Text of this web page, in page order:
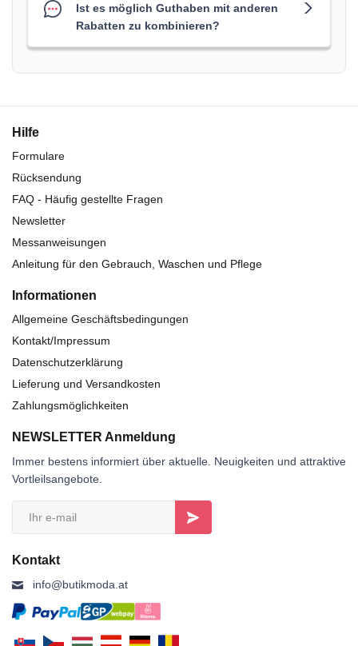
Ist es möglich Guthaben mit anderen
Rabatten zu kombinieren?
Hilfe
Formulare
Rücksendung
FAQ - Häufig gestellte Fragen
Newsletter
Messanweisungen
Anleitung für den Gebrauch, Waschen und Pflege
Informationen
Allgemeine Geschäftsbedingungen
Kontakt/Impressum
Datenschutzerklärung
Lieferung und Versandkosten
Zahlungsmöglichkeiten
NEWSLETTER Anmeldung
Immer bestens informiert über aktuelle. Neuigkeiten und attraktive
Vortleilsangebote.
Kontakt
info@butikmoda.at